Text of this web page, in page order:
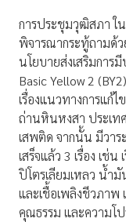
การประชุมวุฒิสภา ใ
พิจารณากระทู้ถามด้ว
นโยบายส่งเสริมการ
Basic Yellow 2
เรื่องแนวทางการแ
ถ่านหินหงสา ประเท
เสพติด จากนั้น มีวาร
เสร็จแล้ว 3 เรื่อง เช่
ปิโตรเลียมเหลว น้ำ
และเชื้อเพลิงชีวภาพ
คุณธรรม และความโ